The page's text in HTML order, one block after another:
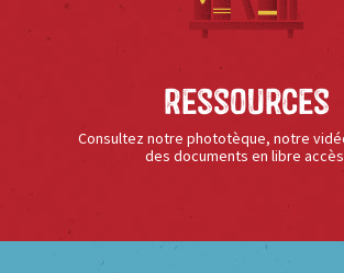
Ressources
Consultez notre phototèque, notre
des documents en libre